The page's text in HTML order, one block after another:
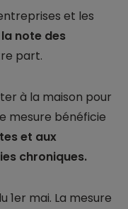
et les
note des
part.
à la maison pour
mesure bénéficie
et aux
chroniques.
1er mai. La mesure